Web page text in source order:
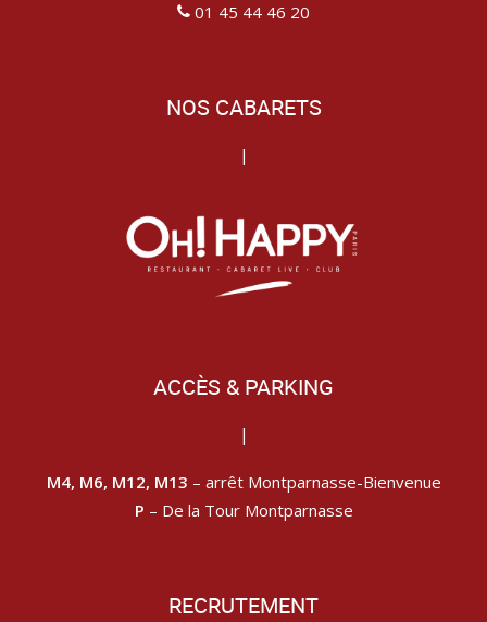
01 45 44 46 20
NOS CABARETS
|
ACCÈS & PARKING
|
M4, M6, M12, M13 – arrêt Montparnasse-Bienvenue
P – De la Tour Montparnasse
RECRUTEMENT